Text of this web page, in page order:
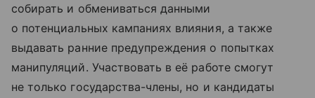
собирать и обмениваться данными
о потенциальных кампаниях влияния, а также
выдавать ранние предупреждения о попытках
манипуляций. Участвовать в её работе смогут
не только государства-члены, но и кандидаты